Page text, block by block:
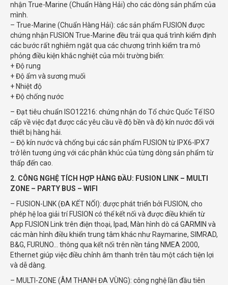
nhận True-Marine (Chuẩn Hàng Hải) cho các dòng sản phẩm của
mình.
– True-Marine (Chuẩn Hàng Hải): các sản phẩm FUSION được
chứng nhận FUSION True-Marine đều trải qua quá trình kiểm định
các bước rất nghiêm ngặt qua các chương trình kiểm tra mô
phỏng điều kiện khắc nghiệt của môi trường biển:
+ Độ rung
+ Độ ẩm và sương muối
+ Nhiệt độ
+ Độ chống nước
– Đạt tiêu chuẩn ISO12216: chứng nhận do Tổ chức Quốc Tế ISO
cấp về việc đạt được các yêu cầu về độ bền và độ kín nước đối với
thiết bị hàng hải.
– Độ kín nước và chống bụi các sản phẩm FUSION từ IPX6-IPX7
trở lên tương ứng với các phân khúc của từng dòng sản phẩm từ
thấp đến cao.
2. CÔNG NGHỆ TÍCH HỢP HÀNG ĐẦU: FUSION LINK – MULTI
ZONE – PARTY BUS – WIFI
– FUSION-LINK (ĐA KẾT NỐI): được phát triển bởi FUSION, cho
phép hệ loa giải trí FUSION có thể kết nối và được điều khiển từ
App FUSION Link trên điện thoại, Ipad, Màn hình dò cá GARMIN và
các màn hình điều khiển trung tâm khác như Raymarine, SIMRAD,
B&G, FURUNO… thông qua kết nối trên nền tảng NMEA 2000,
Ethernet giúp việc điều chỉnh âm thanh trên tàu một cách tiện lợi
và dễ dàng.
– MULTI-ZONE (ÂM THANH ĐA VÙNG): công nghệ lần đầu tiên